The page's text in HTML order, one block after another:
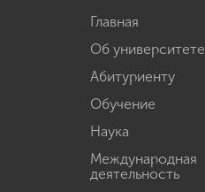
Главная
Об университете
Абитуриенту
Обучение
Наука
Международная
деятельность